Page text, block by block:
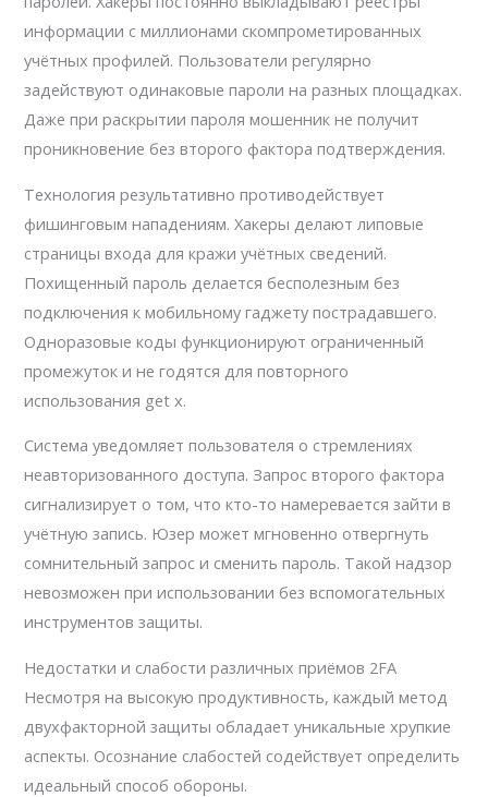
информации с миллионами скомпрометированных
учётных профилей. Пользователи регулярно
задействуют одинаковые пароли на разных площадках.
Даже при раскрытии пароля мошенник не получит
проникновение без второго фактора подтверждения.
Технология результативно противодействует
фишинговым нападениям. Хакеры делают липовые
страницы входа для кражи учётных сведений.
Похищенный пароль делается бесполезным без
подключения к мобильному гаджету пострадавшего.
Одноразовые коды функционируют ограниченный
промежуток и не годятся для повторного
использования get x.
Система уведомляет пользователя о стремлениях
неавторизованного доступа. Запрос второго фактора
сигнализирует о том, что кто-то намеревается зайти в
учётную запись. Юзер может мгновенно отвергнуть
сомнительный запрос и сменить пароль. Такой надзор
невозможен при использовании без вспомогательных
инструментов защиты.
Недостатки и слабости различных приёмов 2FA
Несмотря на высокую продуктивность, каждый метод
двухфакторной защиты обладает уникальные хрупкие
аспекты. Осознание слабостей содействует определить
идеальный способ обороны.